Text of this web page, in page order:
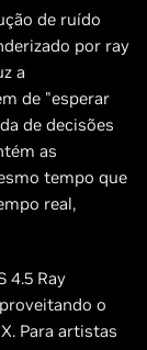
de ruído
por ray
a
de "esperar
de decisões
as
tempo que
real,
4.5 Ray
o
Para artistas